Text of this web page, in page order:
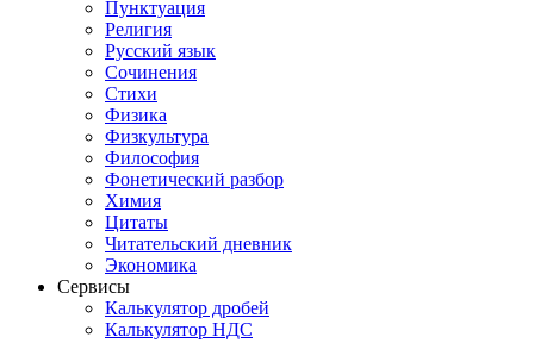
Пунктуация
Религия
Русский язык
Сочинения
Стихи
Физика
Физкультура
Философия
Фонетический разбор
Химия
Цитаты
Читательский дневник
Экономика
Сервисы
Калькулятор дробей
Калькулятор НДС